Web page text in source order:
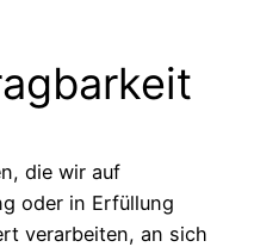
die wir auf
oder in Erfüllung
verarbeiten, an sich